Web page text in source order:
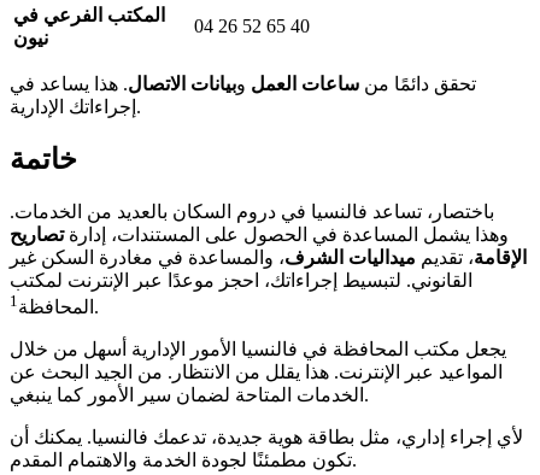
المكتب الفرعي في
نيون
04 26 52 65 40
تحقق دائمًا من ساعات العمل وبيانات الاتصال. هذا يساعد في
إجراءاتك الإدارية.
خاتمة
باختصار، تساعد فالنسيا في دروم السكان بالعديد من الخدمات.
وهذا يشمل المساعدة في الحصول على المستندات، إدارةتصاريح
الإقامة، تقديم ميداليات الشرف، والمساعدة في مغادرة السكن غير
القانوني. لتبسيط إجراءاتك، احجز موعدًا عبر الإنترنت لمكتب
المحافظة1 .
يجعل مكتب المحافظة في فالنسيا الأمور الإدارية أسهل من خلال
المواعيد عبر الإنترنت. هذا يقلل من الانتظار. من الجيد البحث عن
الخدمات المتاحة لضمان سير الأمور كما ينبغي.
لأي إجراء إداري، مثل بطاقة هوية جديدة، تدعمك فالنسيا. يمكنك أن
تكون مطمئنًا لجودة الخدمة والاهتمام المقدم.